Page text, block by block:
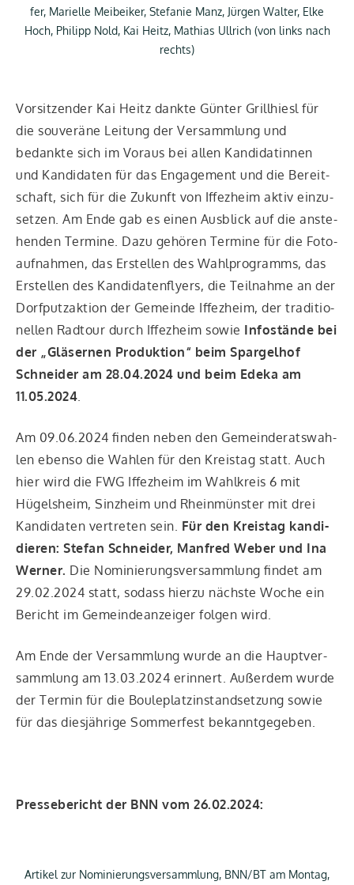
fer, Mari­el­le Mei­bei­ker, Ste­fa­nie Manz, Jür­gen Wal­ter, Elke
Hoch, Phil­ipp Nold, Kai Heitz, Mathi­as Ull­rich (von links nach
rechts)
Vor­sit­zen­der Kai Heitz dank­te Gün­ter Grill­hiesl für
die sou­ve­rä­ne Lei­tung der Ver­samm­lung und
bedank­te sich im Vor­aus bei allen Kan­di­da­tin­nen
und Kan­di­da­ten für das Enga­ge­ment und die Bereit­
schaft, sich für die Zukunft von Iffez­heim aktiv ein­zu­
set­zen. Am Ende gab es einen Aus­blick auf die anste­
hen­den Ter­mi­ne. Dazu gehö­ren Ter­mi­ne für die Foto­
auf­nah­men, das Erstel­len des Wahl­pro­gramms, das
Erstel­len des Kan­di­da­ten­fly­ers, die Teil­nah­me an der
Dorf­putz­ak­ti­on der Gemein­de Iffez­heim, der tra­di­tio­
nel­len Rad­tour durch Iffez­heim sowie Info­stän­de bei
der „Glä­ser­nen Pro­duk­ti­on“ beim Spar­gel­hof
Schnei­der am 28.04.2024 und beim Ede­ka am
11.05.2024
Am 09.06.2024 fin­den neben den Gemein­de­rats­wah­
len eben­so die Wah­len für den Kreis­tag statt. Auch
hier wird die FWG Iffez­heim im Wahl­kreis 6 mit
Hügels­heim, Sinz­heim und Rhein­müns­ter mit drei
Kan­di­da­ten ver­tre­ten sein. Für den Kreis­tag kan­di­
die­ren: Ste­fan Schnei­der, Man­fred Weber und Ina
Wer­ner. Die Nomi­nie­rungs­ver­samm­lung fin­det am
29.02.2024 statt, sodass hier­zu nächs­te Woche ein
Bericht im Gemein­de­an­zei­ger fol­gen wird.
Am Ende der Ver­samm­lung wur­de an die Haupt­ver­
samm­lung am 13.03.2024 erin­nert. Außer­dem wur­de
der Ter­min für die Boule­platz­in­stand­set­zung sowie
für das dies­jäh­ri­ge Som­mer­fest bekanntgegeben.
Pres­se­be­richt der BNN vom 26.02.2024:
Arti­kel zur Nomi­nie­rungs­ver­samm­lung, BNN/BT am Mon­tag,